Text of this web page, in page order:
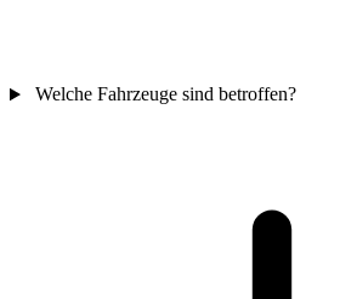
Welche Fahrzeuge sind betroffen?